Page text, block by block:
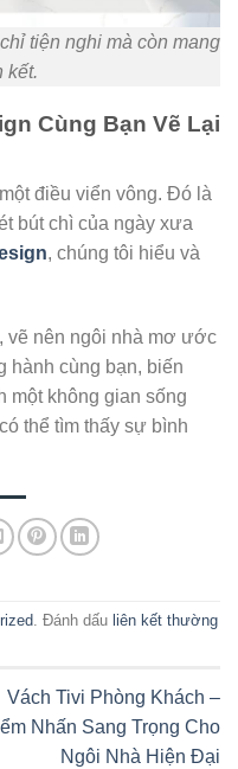
tiện nghi mà còn mang
kết.
Cùng Bạn Vẽ Lại
điều viển vông. Đó là
bút chì của ngày xưa
, chúng tôi hiểu và
vẽ nên ngôi nhà mơ ước
hành cùng bạn, biến
một không gian sống
thể tìm thấy sự bình
. Đánh dấu liên kết thường
Vách Tivi Phòng Khách –
Nhấn Sang Trọng Cho
Ngôi Nhà Hiện Đại